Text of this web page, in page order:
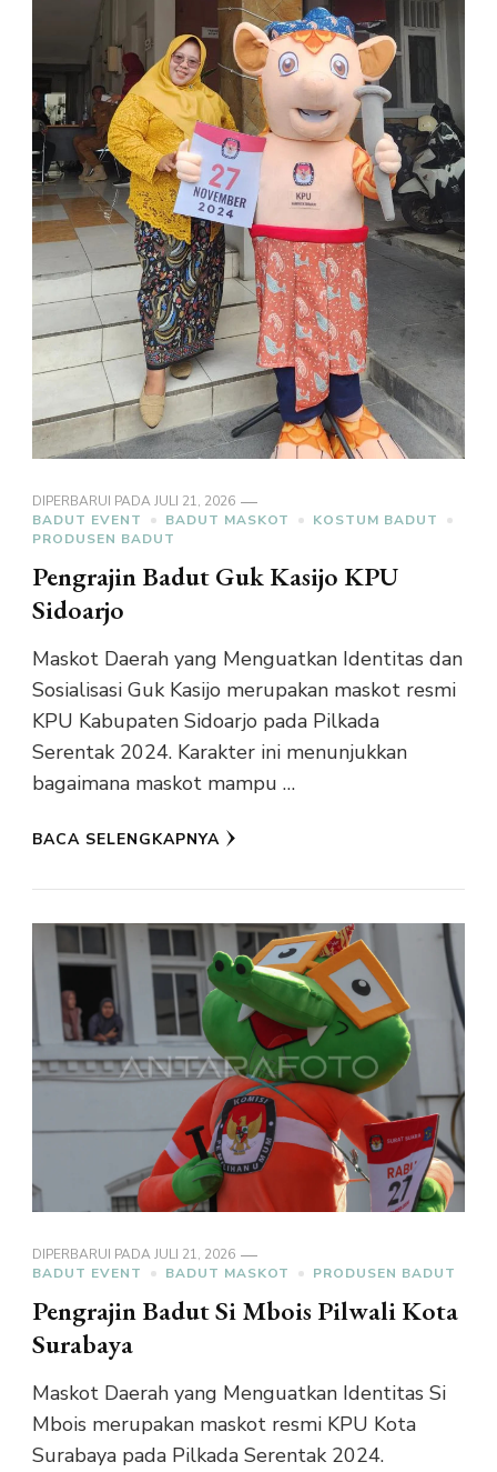
DIPERBARUI PADAJULI 21, 2026
BADUT EVENT
BADUT MASKOT
KOSTUM BADUT
PRODUSEN BADUT
Pengrajin Badut Guk Kasijo KPU
Sidoarjo
Maskot Daerah yang Menguatkan Identitas dan
Sosialisasi Guk Kasijo merupakan maskot resmi
KPU Kabupaten Sidoarjo pada Pilkada
Serentak 2024. Karakter ini menunjukkan
bagaimana maskot mampu …
BACA SELENGKAPNYA
DIPERBARUI PADAJULI 21, 2026
BADUT EVENT
BADUT MASKOT PRODUSEN BADUT
Pengrajin Badut Si Mbois Pilwali Kota
Surabaya
Maskot Daerah yang Menguatkan Identitas Si
Mbois merupakan maskot resmi KPU Kota
Surabaya pada Pilkada Serentak 2024.